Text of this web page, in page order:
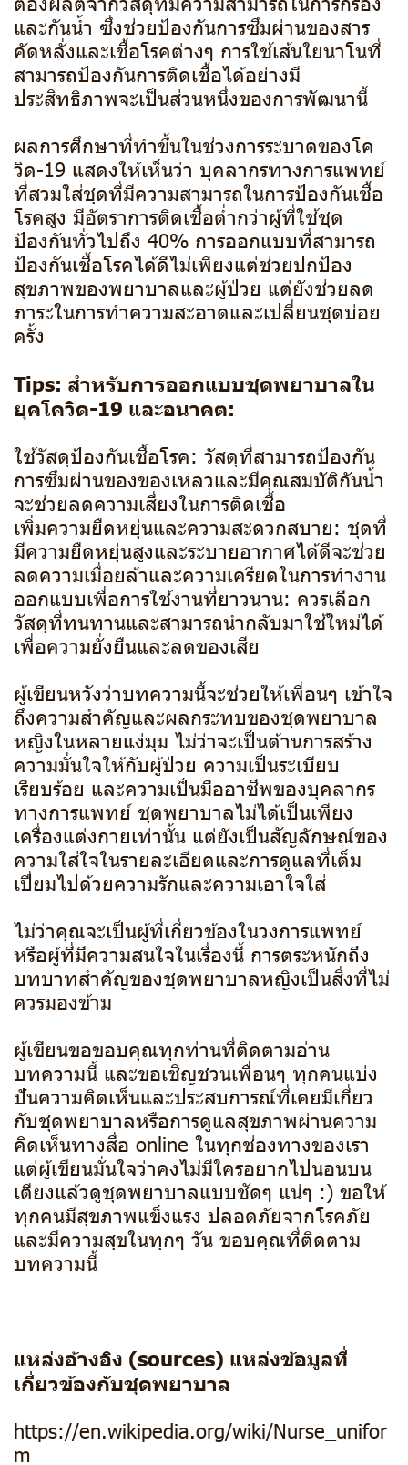
และกันน้ำ ซึ่งช่วยป้องกันการซึมผ่านของสาร
คัดหลั่งและเชื้อโรคต่างๆ การใช้เส้นใยนาโนที่
สามารถป้องกันการติดเชื้อได้อย่างมี
ประสิทธิภาพจะเป็นส่วนหนึ่งของการพัฒนานี้
ผลการศึกษาที่ทำขึ้นในช่วงการระบาดของโค
วิด-19 แสดงให้เห็นว่า บุคลากรทางการแพทย์
ที่สวมใส่ชุดที่มีความสามารถในการป้องกันเชื้อ
โรคสูง มีอัตราการติดเชื้อต่ำกว่าผู้ที่ใช้ชุด
ป้องกันทั่วไปถึง 40% การออกแบบที่สามารถ
ป้องกันเชื้อโรคได้ดีไม่เพียงแต่ช่วยปกป้อง
สุขภาพของพยาบาลและผู้ป่วย แต่ยังช่วยลด
ภาระในการทำความสะอาดและเปลี่ยนชุดบ่อย
ครั้ง
Tips: สำหรับการออกแบบชุดพยาบาลใน
ยุคโควิด-19 และอนาคต:
ใช้วัสดุป้องกันเชื้อโรค: วัสดุที่สามารถป้องกัน
การซึมผ่านของของเหลวและมีคุณสมบัติกันน้ำ
จะช่วยลดความเสี่ยงในการติดเชื้อ
เพิ่มความยืดหยุ่นและความสะดวกสบาย: ชุดที่
มีความยืดหยุ่นสูงและระบายอากาศได้ดีจะช่วย
ลดความเมื่อยล้าและความเครียดในการทำงาน
ออกแบบเพื่อการใช้งานที่ยาวนาน: ควรเลือก
วัสดุที่ทนทานและสามารถนำกลับมาใช้ใหม่ได้
เพื่อความยั่งยืนและลดของเสีย
ผู้เขียนหวังว่าบทความนี้จะช่วยให้เพื่อนๆ เข้าใจ
ถึงความสำคัญและผลกระทบของชุดพยาบาล
หญิงในหลายแง่มุม ไม่ว่าจะเป็นด้านการสร้าง
ความมั่นใจให้กับผู้ป่วย ความเป็นระเบียบ
เรียบร้อย และความเป็นมืออาชีพของบุคลากร
ทางการแพทย์ ชุดพยาบาลไม่ได้เป็นเพียง
เครื่องแต่งกายเท่านั้น แต่ยังเป็นสัญลักษณ์ของ
ความใส่ใจในรายละเอียดและการดูแลที่เต็ม
เปี่ยมไปด้วยความรักและความเอาใจใส่
ไม่ว่าคุณจะเป็นผู้ที่เกี่ยวข้องในวงการแพทย์
หรือผู้ที่มีความสนใจในเรื่องนี้ การตระหนักถึง
บทบาทสำคัญของชุดพยาบาลหญิงเป็นสิ่งที่ไม่
ควรมองข้าม
ผู้เขียนขอขอบคุณทุกท่านที่ติดตามอ่าน
บทความนี้ และขอเชิญชวนเพื่อนๆ ทุกคนแบ่ง
ปันความคิดเห็นและประสบการณ์ที่เคยมีเกี่ยว
กับชุดพยาบาลหรือการดูแลสุขภาพผ่านความ
คิดเห็นทางสื่อ online ในทุกช่องทางของเรา
แต่ผู้เขียนมั่นใจว่าคงไม่มีใครอยากไปนอนบน
เตียงแล้วดูชุดพยาบาลแบบชัดๆ แน่ๆ :) ขอให้
ทุกคนมีสุขภาพแข็งแรง ปลอดภัยจากโรคภัย
และมีความสุขในทุกๆ วัน ขอบคุณที่ติดตาม
บทความนี้
แหล่งอ้างอิง (sources) แหล่งข้อมูลที่
เกี่ยวข้องกับชุดพยาบาล
https://en.wikipedia.org/wiki/Nurse_unifor
m